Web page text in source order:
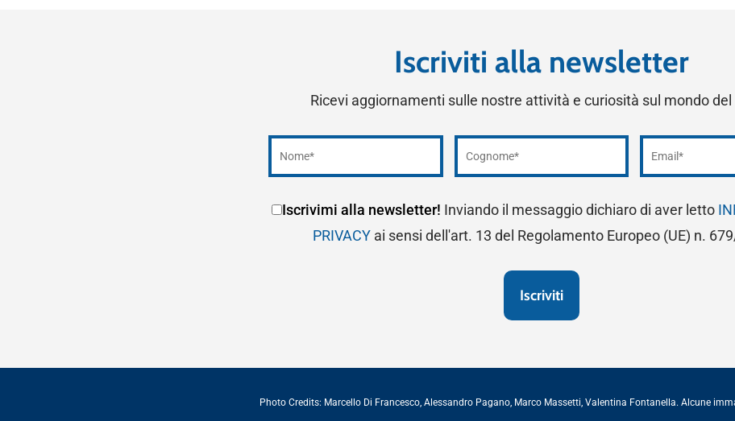
Iscriviti alla newsletter
Ricevi aggiornamenti sulle nostre attività e curiosità sul mondo del
Iscrivimi alla newsletter! Inviando il messaggio dichiaro di aver letto
PRIVACYai sensi dell'art. 13 del Regolamento Europeo (UE) n.
Photo Credits: Marcello Di Francesco, Alessandro Pagano, Marco Massetti, Valentina Fontanella. Alcune